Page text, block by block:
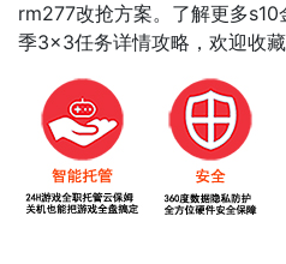
rm277改抢方案。了解更多
季3×3任务详情攻略，欢迎收